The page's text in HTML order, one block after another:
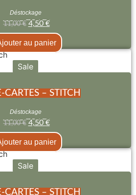
Déstockage
11,00€ 4,50 €
au panier
Sale
CARTES – STITCH
Déstockage
11,00€ 4,50 €
au panier
Sale
CARTES – STITCH